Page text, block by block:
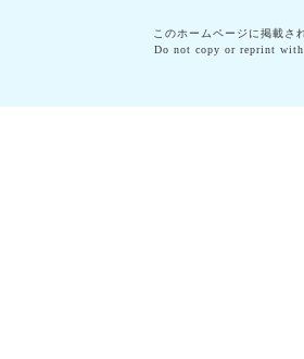
このホームページに掲載さ
Do not copy or reprint